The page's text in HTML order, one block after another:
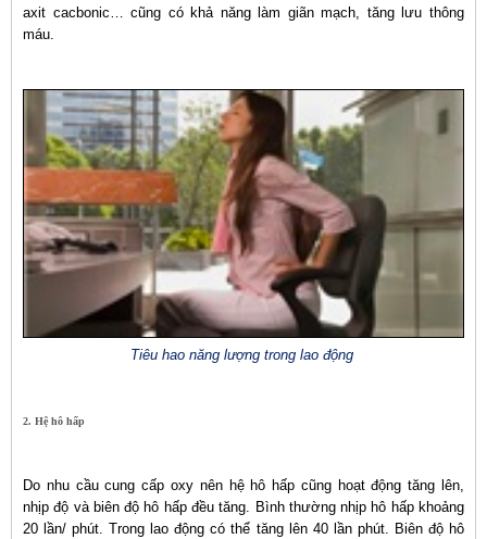
axit cacbonic… cũng có khả năng làm giãn mạch, tăng lưu thông
máu.
Tiêu hao năng lượng trong lao động
2. Hệ hô hấp
Do nhu cầu cung cấp oxy nên hệ hô hấp cũng hoạt động tăng lên,
nhịp độ và biên độ hô hấp đều tăng. Bình thường nhịp hô hấp khoảng
20 lần/ phút. Trong lao động có thể tăng lên 40 lần phút. Biên độ hô